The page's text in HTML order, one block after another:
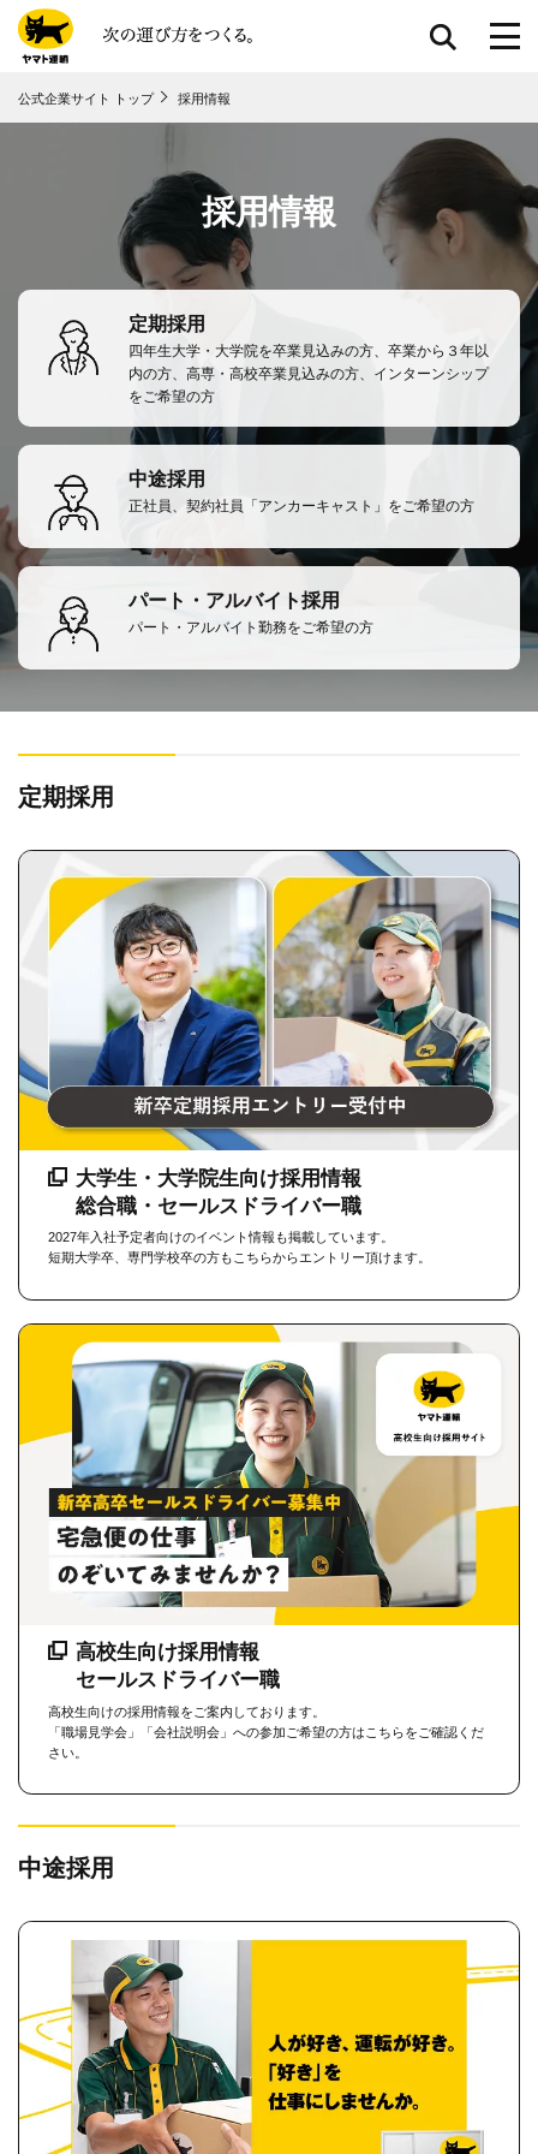
ページ本⽂に移動
公式企業サイト トップ 採用情報
採用情報
定期採用
四年生大学・大学院を卒業見込みの方、卒業から３年以
内の方、高専・高校卒業見込みの方、インターンシップ
をご希望の方
中途採用
正社員、契約社員「アンカーキャスト」をご希望の方
パート・アルバイト採用
パート・アルバイト勤務をご希望の方
定期採用
大学生・大学院生向け採用情報
総合職・セールスドライバー職
2027年入社予定者向けのイベント情報も掲載しています。
短期大学卒、専門学校卒の方もこちらからエントリー頂けます。
高校生向け採用情報
セールスドライバー職
高校生向けの採用情報をご案内しております。
「職場見学会」「会社説明会」への参加ご希望の方はこちらをご確認くだ
さい。
中途採用